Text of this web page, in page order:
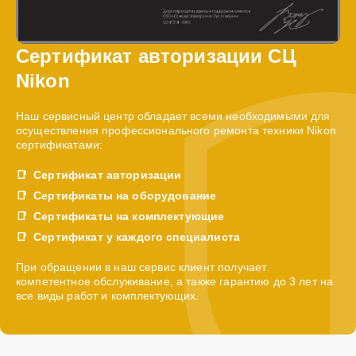
Сертификат авторизации СЦ
Nikon
Наш сервисный центр обладает всеми необходимыми для
осуществления профессионального ремонта техники Nikon
сертификатами:
Сертификат авторизации
Сертификаты на оборудование
Сертификаты на комплектующие
Сертификат у каждого специалиста
При обращении в наш сервис клиент получает
компетентное обслуживание, а также гарантию до 3 лет на
все виды работ и комплектующих.